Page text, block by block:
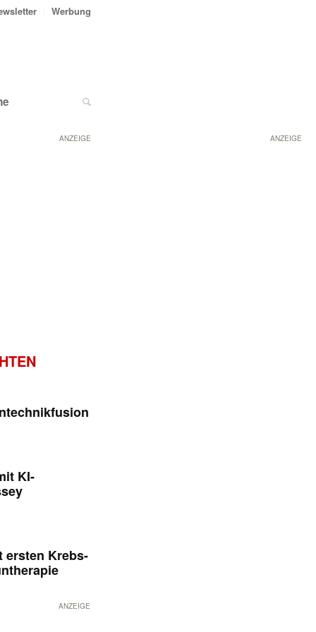
ANZEIGE
Werbung
ANZEIGE
KI-
ersten Krebs-
ANZEIGE